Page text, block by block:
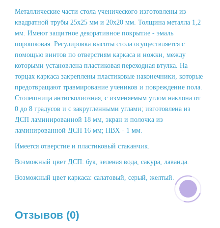
Металлические части стола ученического изготовлены из
квадратной трубы 25х25 мм и 20х20 мм. Толщина металла 1,2
мм. Имеют защитное декоративное покрытие - эмаль
порошковая. Регулировка высоты стола осуществляется с
помощью винтов по отверстиям каркаса и ножки, между
которыми установлена пластиковая переходная втулка. На
торцах каркаса закреплены пластиковые наконечники, которые
предотвращают травмирование учеников и повреждение пола.
Столешница антисколиозная, с изменяемым углом наклона от
0 до 8 градусов и с закругленными углами; изготовлена из
ДСП ламинированной 18 мм, экран и полочка из
ламинированной ДСП 16 мм; ПВХ - 1 мм.
Имеется отверстие и пластиковый стаканчик.
Возможный цвет ДСП: бук, зеленая вода, сакура, лаванда.
Возможный цвет каркаса: салатовый, серый, желтый.
Отзывов (0)